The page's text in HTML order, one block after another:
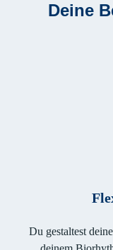
Deine
Du gestaltest deine